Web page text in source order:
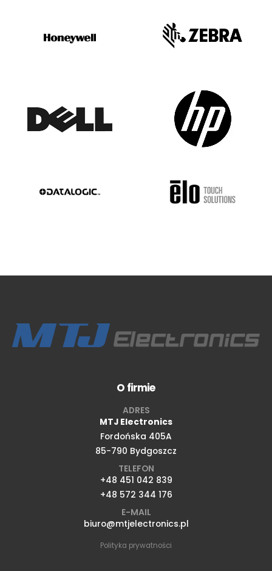
O firmie
ADRES
MTJ Electronics
Fordońska 405A
85-790 Bydgoszcz
TELEFON
+48 451 042 839
+48 572 344 176
E-MAIL
biuro@mtjelectronics.pl
Polityka prywatności